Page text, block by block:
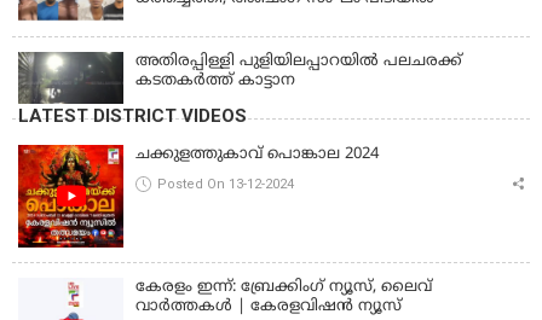
അതിരപ്പിള്ളി പുളിയിലപ്പാറയിൽ പലചരക്ക്
കടതകർത്ത് കാട്ടാന
LATEST DISTRICT VIDEOS
ചക്കുളത്തുകാവ് പൊങ്കാല 2024
Posted On 13-12-2024
കേരളം ഇന്ന്: ബ്രേക്കിംഗ് ന്യൂസ്, ലൈവ്
വാർത്തകൾ | കേരളവിഷൻ ന്യൂസ്